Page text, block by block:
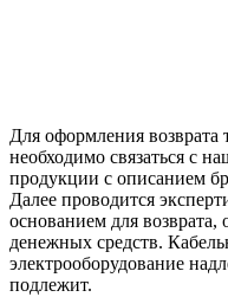
Для оформления возврата
необходимо связаться с
продукции с описанием
Далее проводится
основанием для возврата,
денежных средств.
электрооборудование
подлежит.